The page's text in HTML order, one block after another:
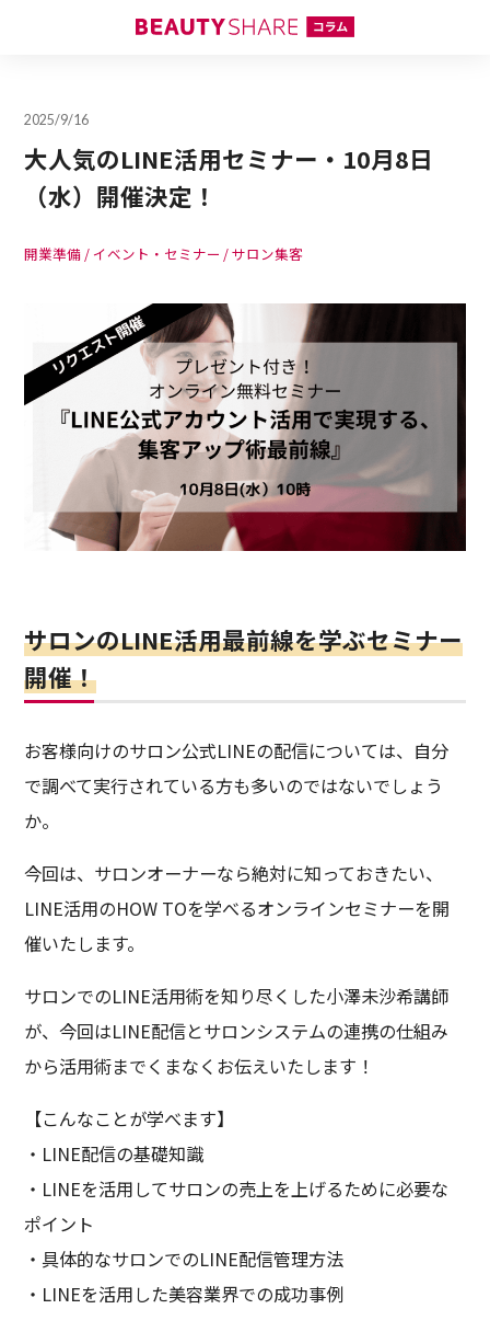
2025/9/16
大人気のLINE活用セミナー・10月8日
（水）開催決定！
開業準備 イベント・セミナー サロン集客
サロンのLINE活用最前線を学ぶセミナー
開催！
お客様向けのサロン公式LINEの配信については、自分
で調べて実行されている方も多いのではないでしょう
か。
今回は、サロンオーナーなら絶対に知っておきたい、
LINE活用のHOW TOを学べるオンラインセミナーを開
催いたします。
サロンでのLINE活用術を知り尽くした小澤未沙希講師
が、今回はLINE配信とサロンシステムの連携の仕組み
から活用術までくまなくお伝えいたします！
【こんなことが学べます】
・LINE配信の基礎知識
・LINEを活用してサロンの売上を上げるために必要な
ポイント
・具体的なサロンでのLINE配信管理方法
・LINEを活用した美容業界での成功事例